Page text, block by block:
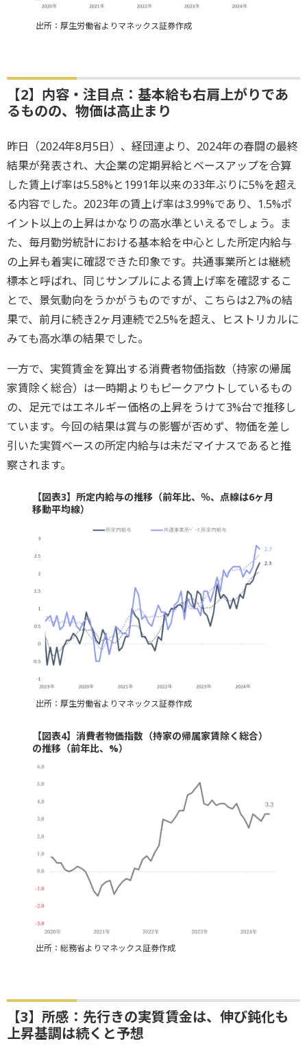
出所：厚生労働省よりマネックス証券作成
【2】内容・注目点：基本給も右肩上がりであ
るものの、物価は高止まり
昨日（2024年8月5日）、経団連より、2024年の春闘の最終
結果が発表され、大企業の定期昇給とベースアップを合算
した賃上げ率は5.58%と1991年以来の33年ぶりに5%を超え
る内容でした。2023年の賃上げ率は3.99%であり、1.5%ポ
イント以上の上昇はかなりの高水準といえるでしょう。ま
た、毎月勤労統計における基本給を中心とした所定内給与
の上昇も着実に確認できた印象です。共通事業所とは継続
標本と呼ばれ、同じサンプルによる賃上げ率を確認するこ
とで、景気動向をうかがうものですが、こちらは2.7%の結
果で、前月に続き2ヶ月連続で2.5%を超え、ヒストリカルに
みても高水準の結果でした。
一方で、実質賃金を算出する消費者物価指数（持家の帰属
家賃除く総合）は一時期よりもピークアウトしているもの
の、足元ではエネルギー価格の上昇をうけて3%台で推移し
ています。今回の結果は賞与の影響が否めず、物価を差し
引いた実質ベースの所定内給与は未だマイナスであると推
察されます。
【図表3】所定内給与の推移（前年比、％、点線は6ヶ月
移動平均線）
出所：厚生労働省よりマネックス証券作成
【図表4】消費者物価指数（持家の帰属家賃除く総合）
の推移（前年比、%）
出所：総務省よりマネックス証券作成
【3】所感：先行きの実質賃金は、伸び鈍化も
上昇基調は続くと予想